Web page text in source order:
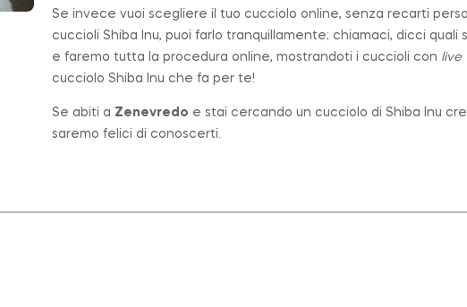
Se invece vuoi scegliere il tuo cucciolo online, senza recarti
cuccioli Shiba Inu, puoi farlo tranquillamente; chiamaci, dicci
e faremo tutta la procedura online, mostrandoti i cuccioli con live
cucciolo Shiba Inu che fa per te!
Se abiti a Zenevredo e stai cercando un cucciolo di Shiba Inu
saremo felici di conoscerti.